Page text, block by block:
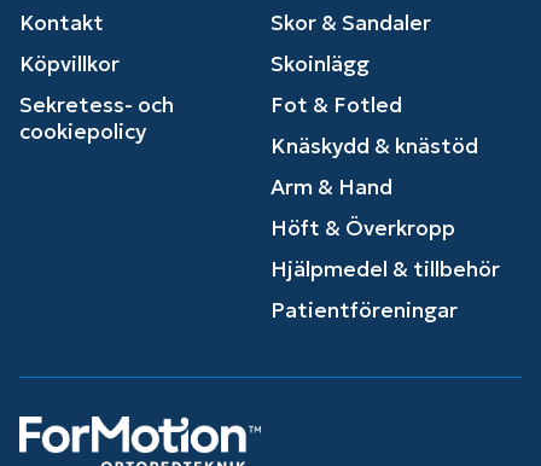
Kontakt
Köpvillkor
Sekretess- och
cookiepolicy
Skor & Sandaler
Skoinlägg
Fot & Fotled
Knäskydd & knästöd
Arm & Hand
Höft & Överkropp
Hjälpmedel & tillbehör
Patientföreningar